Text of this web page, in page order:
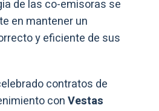
de las co-emisoras se
en mantener un
y eficiente de sus
contratos de
conVestas